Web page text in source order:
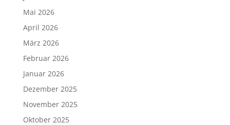
Mai 2026
April 2026
März 2026
Februar 2026
Januar 2026
Dezember 2025
November 2025
Oktober 2025